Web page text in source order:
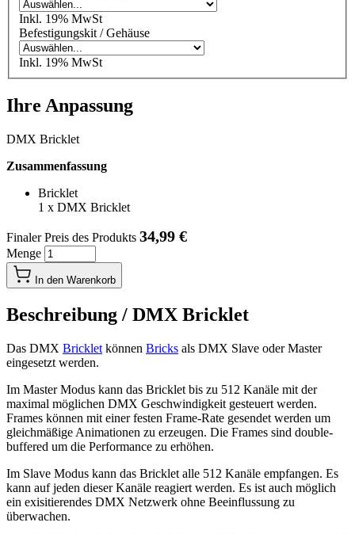
Inkl. 19% MwSt
Befestigungskit / Gehäuse
Inkl. 19% MwSt
Ihre Anpassung
DMX Bricklet
Zusammenfassung
Bricklet
1 x DMX Bricklet
Finaler Preis des Produkts 34,99 €
Menge
In den Warenkorb
Beschreibung / DMX Bricklet
Das DMX Bricklet können Bricks als DMX Slave oder Master
eingesetzt werden.
Im Master Modus kann das Bricklet bis zu 512 Kanäle mit der
maximal möglichen DMX Geschwindigkeit gesteuert werden.
Frames können mit einer festen Frame-Rate gesendet werden um
gleichmäßige Animationen zu erzeugen. Die Frames sind double-
buffered um die Performance zu erhöhen.
Im Slave Modus kann das Bricklet alle 512 Kanäle empfangen. Es
kann auf jeden dieser Kanäle reagiert werden. Es ist auch möglich
ein exisitierendes DMX Netzwerk ohne Beeinflussung zu
überwachen.